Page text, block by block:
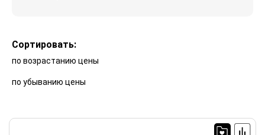
Сортировать:
по возрастанию цены
по убыванию цены